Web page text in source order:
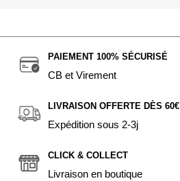
PAIEMENT 100% SÉCURISÉ
CB et Virement
LIVRAISON OFFERTE DÈS 60€
Expédition sous 2-3j
CLICK & COLLECT
Livraison en boutique